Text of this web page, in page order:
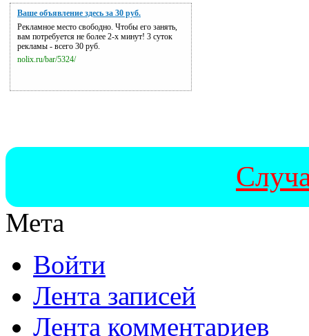
Ваше объявление здесь за 30 руб.
Рекламное место свободно. Чтобы его занять,
вам потребуется не более 2-х минут! 3 суток
рекламы - всего 30 руб.
nolix.ru/bar/5324/
Мета
Войти
Лента записей
Лента комментариев